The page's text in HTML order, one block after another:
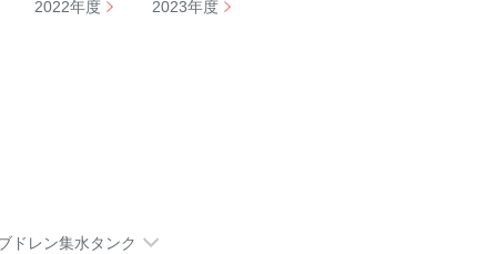
2022年度 2023年度
ドレン集水タンク